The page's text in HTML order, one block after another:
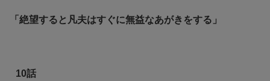
「絶望すると凡夫はすぐに無益なあがきをする」
10話